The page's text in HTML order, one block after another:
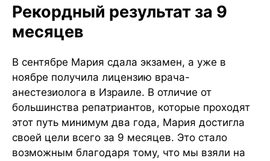
Рекордный результат за 9
месяцев
В сентябре Мария сдала экзамен, а уже в
ноябре получила лицензию врача-
анестезиолога в Израиле. В отличие от
большинства репатриантов, которые проходят
этот путь минимум два года, Мария достигла
своей цели всего за 9 месяцев. Это стало
возможным благодаря тому, что мы взяли на